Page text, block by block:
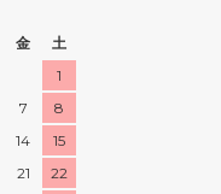
金
土
1
7
8
14
15
21
22